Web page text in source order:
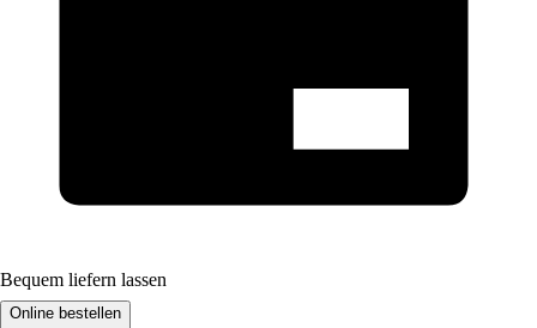
Bequem liefern lassen
Online bestellen